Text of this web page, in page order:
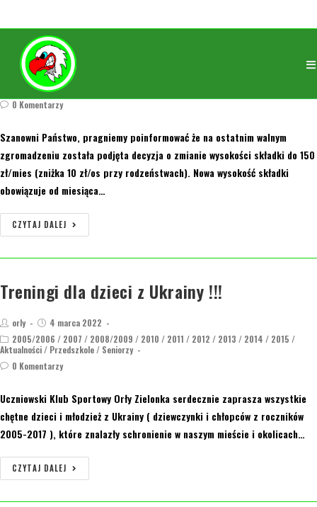
Zmiana wysokości składki członkowskiej
orly
16 marca 2022
2005/2006/2007
0 Komentarzy
Szanowni Państwo, pragniemy poinformować że na ostatnim walnym
zgromadzeniu została podjęta decyzja o zmianie wysokości składki do 150
zł/mies (zniżka 10 zł/os przy rodzeństwach). Nowa wysokość składki
obowiązuje od miesiąca…
CZYTAJ DALEJ
Treningi dla dzieci z Ukrainy !!!
orly
4 marca 2022
2005/2006 / 2007 / 2008/2009 / 2010 / 2011 / 2012 / 2013 / 2014 / 2015 /
Aktualności / Przedszkole / Seniorzy
0 Komentarzy
Uczniowski Klub Sportowy Orły Zielonka serdecznie zaprasza wszystkie
chętne dzieci i młodzież z Ukrainy ( dziewczynki i chłopców z roczników
2005-2017 ), które znalazły schronienie w naszym mieście i okolicach…
CZYTAJ DALEJ